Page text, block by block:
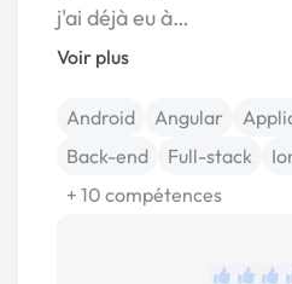
j'ai déjà eu à…
Voir plus
Android Angular
Back-end
Full-stack
+ 10 compétences